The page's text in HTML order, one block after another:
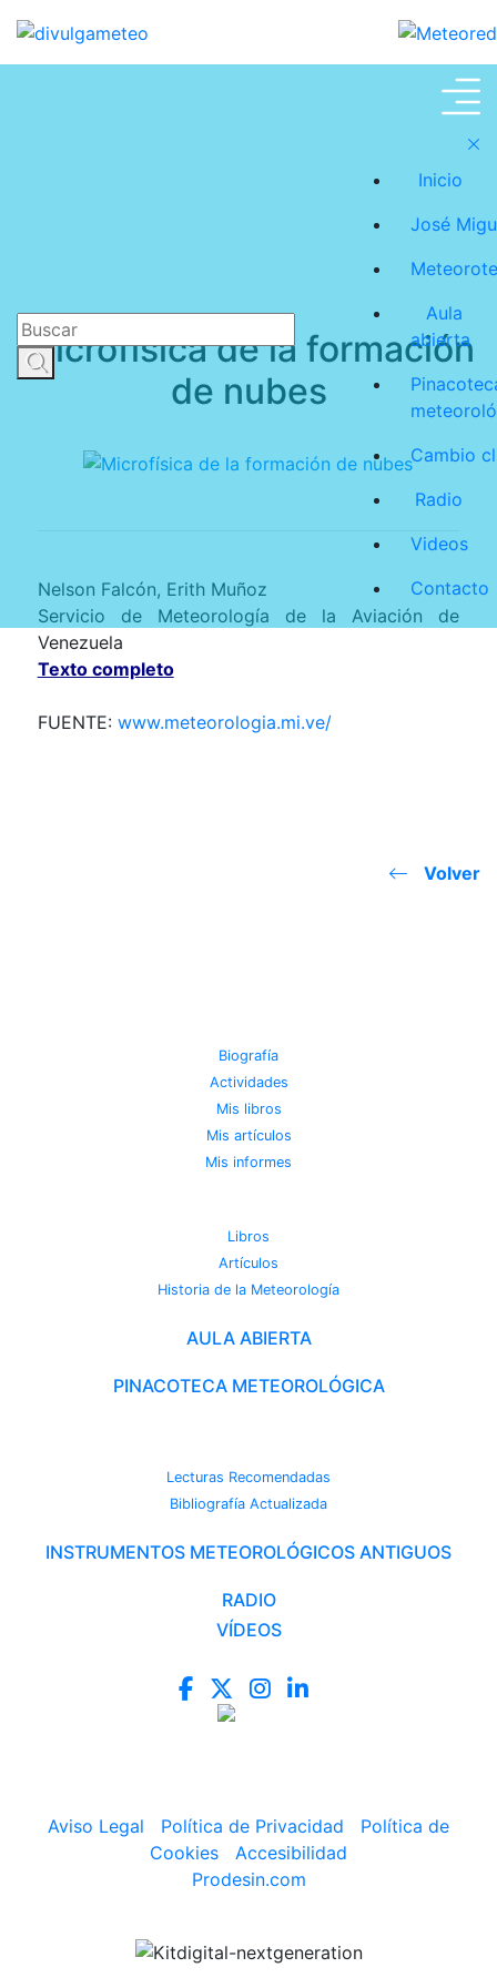
Inicio
José
Aula
abierta
Cambio
Radio
Videos
Contacto
Meteoroteca
Microfísica de la formación
de nubes
Nelson Falcón, Erith Muñoz
Servicio de Meteorología de la Aviación de
Venezuela
Texto completo
FUENTE: www.meteorologia.mi.ve/
Volver
Biografía
Actividades
Mis libros
Mis artículos
Mis informes
Libros
Artículos
Historia de la Meteorología
AULA ABIERTA
PINACOTECA METEOROLÓGICA
Lecturas Recomendadas
Bibliografía Actualizada
INSTRUMENTOS METEOROLÓGICOS ANTIGUOS
RADIO
VÍDEOS
Aviso Legal Política de Privacidad
Política de
Cookies
Accesibilidad
Prodesin.com